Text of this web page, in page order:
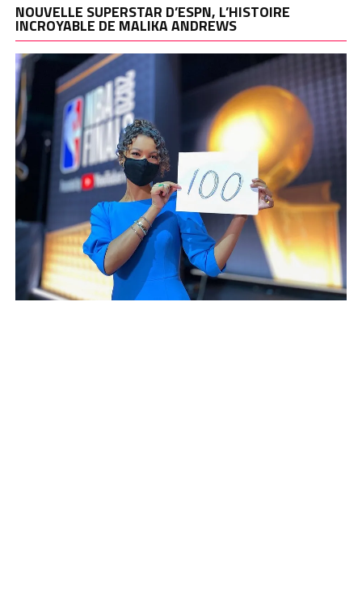
NOUVELLE SUPERSTAR D’ESPN, L’HISTOIRE
INCROYABLE DE MALIKA ANDREWS